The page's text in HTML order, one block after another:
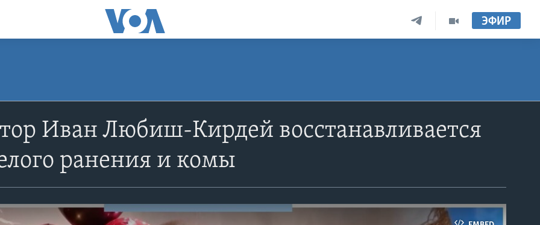
ЭФИР
Иван Любиш-Кирдей восстанавливается
ранения и комы